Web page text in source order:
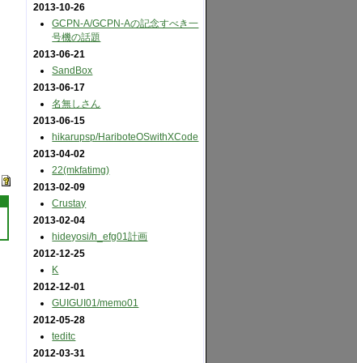
2013-10-26
GCPN-A​/GCPN-Aの記念すべき一
号機の話題
2013-06-21
SandBox
2013-06-17
名無しさん
2013-06-15
hikarupsp​/HariboteOSwithXCode
2013-04-02
22(mkfatimg)
2013-02-09
Crustay
2013-02-04
hideyosi​/h_efg01計画
2012-12-25
K
2012-12-01
GUIGUI01​/memo01
2012-05-28
teditc
2012-03-31